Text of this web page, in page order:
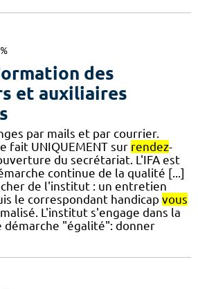
des
et auxiliaires
par mails et par courrier.
fait UNIQUEMENT sur rendez-
du secrétariat. L'IFA est
continue de la qualité [...]
de l'institut : un entretien
le correspondant handicap vous
L'institut s'engage dans la
démarche "égalité": donner